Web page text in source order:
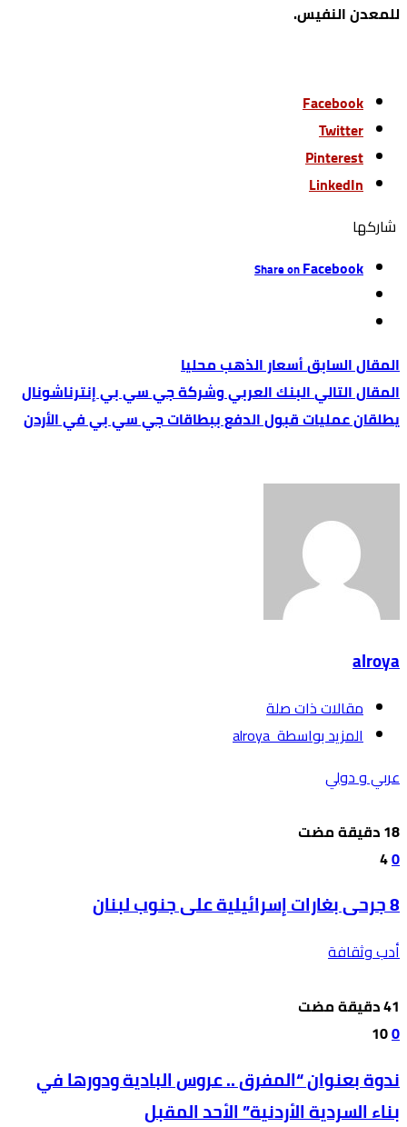
للمعدن النفيس.
Facebook
Twitter
Pinterest
LinkedIn
‫‫ شاركها‬
Share onFacebook
أسعار الذهب محليا
البنك العربي وشركة جي سي بي إنترناشونال
يطلقان عمليات قبول الدفع ببطاقات جي سي بي في الأردن
alroya
‫مقالات ذات صلة‬
‫‫المزيد بواسطة‬ ‬ alroya
عربي و دولي
0
4
8 جرحى بغارات إسرائيلية على جنوب لبنان
أدب وثقافة
0
10
ندوة بعنوان “المفرق .. عروس البادية ودورها في
بناء السردية الأردنية” الأحد المقبل